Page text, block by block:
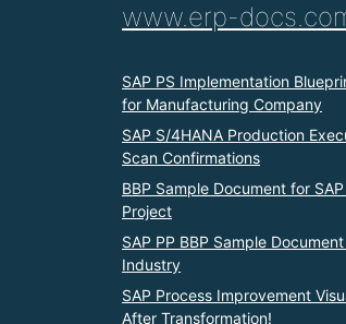
www.erp-
SAP PS Implementation
for Manufacturing Company
SAP S/4HANA Production
Scan Confirmations
BBP Sample Document for
Project
SAP PP BBP Sample
Industry
SAP Process Improvement
After Transformation!